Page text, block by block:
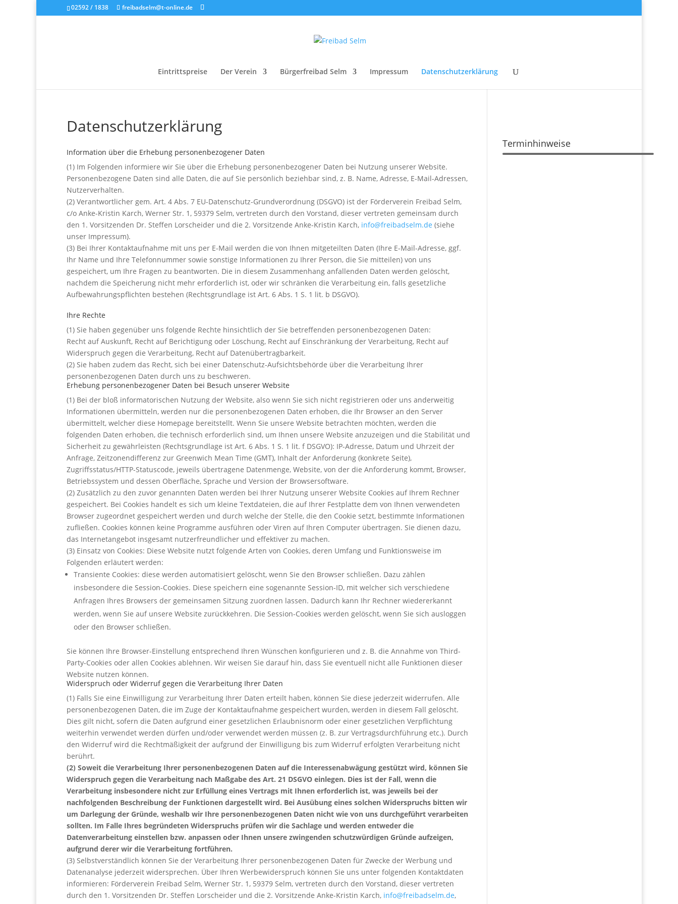
02592 / 1838 freibadselm@t-online.de
Eintrittspreise Der Verein Bürgerfreibad Selm Impressum Datenschutzerklärung
Datenschutzerklärung
Information über die Erhebung personenbezogener Daten
(1) Im Folgenden informiere wir Sie über die Erhebung personenbezogener Daten bei Nutzung unserer Website.
Personenbezogene Daten sind alle Daten, die auf Sie persönlich beziehbar sind, z. B. Name, Adresse, E-Mail-Adressen,
Nutzerverhalten.
(2) Verantwortlicher gem. Art. 4 Abs. 7 EU-Datenschutz-Grundverordnung (DSGVO) ist der Förderverein Freibad Selm,
c/o Anke-Kristin Karch, Werner Str. 1, 59379 Selm, vertreten durch den Vorstand, dieser vertreten gemeinsam durch
den 1. Vorsitzenden Dr. Steffen Lorscheider und die 2. Vorsitzende Anke-Kristin Karch, info@freibadselm.de (siehe
unser Impressum).
(3) Bei Ihrer Kontaktaufnahme mit uns per E-Mail werden die von Ihnen mitgeteilten Daten (Ihre E-Mail-Adresse, ggf.
Ihr Name und Ihre Telefonnummer sowie sonstige Informationen zu Ihrer Person, die Sie mitteilen) von uns
gespeichert, um Ihre Fragen zu beantworten. Die in diesem Zusammenhang anfallenden Daten werden gelöscht,
nachdem die Speicherung nicht mehr erforderlich ist, oder wir schränken die Verarbeitung ein, falls gesetzliche
Aufbewahrungspflichten bestehen (Rechtsgrundlage ist Art. 6 Abs. 1 S. 1 lit. b DSGVO).
Ihre Rechte
(1) Sie haben gegenüber uns folgende Rechte hinsichtlich der Sie betreffenden personenbezogenen Daten:
Recht auf Auskunft, Recht auf Berichtigung oder Löschung, Recht auf Einschränkung der Verarbeitung, Recht auf
Widerspruch gegen die Verarbeitung, Recht auf Datenübertragbarkeit.
(2) Sie haben zudem das Recht, sich bei einer Datenschutz-Aufsichtsbehörde über die Verarbeitung Ihrer
personenbezogenen Daten durch uns zu beschweren.
Erhebung personenbezogener Daten bei Besuch unserer Website
(1) Bei der bloß informatorischen Nutzung der Website, also wenn Sie sich nicht registrieren oder uns anderweitig
Informationen übermitteln, werden nur die personenbezogenen Daten erhoben, die Ihr Browser an den Server
übermittelt, welcher diese Homepage bereitstellt. Wenn Sie unsere Website betrachten möchten, werden die
folgenden Daten erhoben, die technisch erforderlich sind, um Ihnen unsere Website anzuzeigen und die Stabilität und
Sicherheit zu gewährleisten (Rechtsgrundlage ist Art. 6 Abs. 1 S. 1 lit. f DSGVO): IP-Adresse, Datum und Uhrzeit der
Anfrage, Zeitzonendifferenz zur Greenwich Mean Time (GMT), Inhalt der Anforderung (konkrete Seite),
Zugriffsstatus/HTTP-Statuscode, jeweils übertragene Datenmenge, Website, von der die Anforderung kommt, Browser,
Betriebssystem und dessen Oberfläche, Sprache und Version der Browsersoftware.
(2) Zusätzlich zu den zuvor genannten Daten werden bei Ihrer Nutzung unserer Website Cookies auf Ihrem Rechner
gespeichert. Bei Cookies handelt es sich um kleine Textdateien, die auf Ihrer Festplatte dem von Ihnen verwendeten
Browser zugeordnet gespeichert werden und durch welche der Stelle, die den Cookie setzt, bestimmte Informationen
zufließen. Cookies können keine Programme ausführen oder Viren auf Ihren Computer übertragen. Sie dienen dazu,
das Internetangebot insgesamt nutzerfreundlicher und effektiver zu machen.
(3) Einsatz von Cookies: Diese Website nutzt folgende Arten von Cookies, deren Umfang und Funktionsweise im
Folgenden erläutert werden:
Transiente Cookies: diese werden automatisiert gelöscht, wenn Sie den Browser schließen. Dazu zählen
insbesondere die Session-Cookies. Diese speichern eine sogenannte Session-ID, mit welcher sich verschiedene
Anfragen Ihres Browsers der gemeinsamen Sitzung zuordnen lassen. Dadurch kann Ihr Rechner wiedererkannt
werden, wenn Sie auf unsere Website zurückkehren. Die Session-Cookies werden gelöscht, wenn Sie sich ausloggen
oder den Browser schließen.
Sie können Ihre Browser-Einstellung entsprechend Ihren Wünschen konfigurieren und z. B. die Annahme von Third-
Party-Cookies oder allen Cookies ablehnen. Wir weisen Sie darauf hin, dass Sie eventuell nicht alle Funktionen dieser
Website nutzen können.
Widerspruch oder Widerruf gegen die Verarbeitung Ihrer Daten
(1) Falls Sie eine Einwilligung zur Verarbeitung Ihrer Daten erteilt haben, können Sie diese jederzeit widerrufen. Alle
personenbezogenen Daten, die im Zuge der Kontaktaufnahme gespeichert wurden, werden in diesem Fall gelöscht.
Dies gilt nicht, sofern die Daten aufgrund einer gesetzlichen Erlaubnisnorm oder einer gesetzlichen Verpflichtung
weiterhin verwendet werden dürfen und/oder verwendet werden müssen (z. B. zur Vertragsdurchführung etc.). Durch
den Widerruf wird die Rechtmäßigkeit der aufgrund der Einwilligung bis zum Widerruf erfolgten Verarbeitung nicht
berührt.
(2) Soweit die Verarbeitung Ihrer personenbezogenen Daten auf die Interessenabwägung gestützt wird, können Sie
Widerspruch gegen die Verarbeitung nach Maßgabe des Art. 21 DSGVO einlegen. Dies ist der Fall, wenn die
Verarbeitung insbesondere nicht zur Erfüllung eines Vertrags mit Ihnen erforderlich ist, was jeweils bei der
nachfolgenden Beschreibung der Funktionen dargestellt wird. Bei Ausübung eines solchen Widerspruchs bitten wir
um Darlegung der Gründe, weshalb wir Ihre personenbezogenen Daten nicht wie von uns durchgeführt verarbeiten
sollten. Im Falle Ihres begründeten Widerspruchs prüfen wir die Sachlage und werden entweder die
Datenverarbeitung einstellen bzw. anpassen oder Ihnen unsere zwingenden schutzwürdigen Gründe aufzeigen,
aufgrund derer wir die Verarbeitung fortführen.
(3) Selbstverständlich können Sie der Verarbeitung Ihrer personenbezogenen Daten für Zwecke der Werbung und
Datenanalyse jederzeit widersprechen. Über Ihren Werbewiderspruch können Sie uns unter folgenden Kontaktdaten
informieren: Förderverein Freibad Selm, Werner Str. 1, 59379 Selm, vertreten durch den Vorstand, dieser vertreten
durch den 1. Vorsitzenden Dr. Steffen Lorscheider und die 2. Vorsitzende Anke-Kristin Karch, info@freibadselm.de,
Terminhinweise